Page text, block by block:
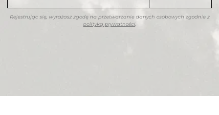
Rejestrując się, wyrażasz zgodę na przetwarzanie danych osobowych zgodnie z
polityką prywatności.